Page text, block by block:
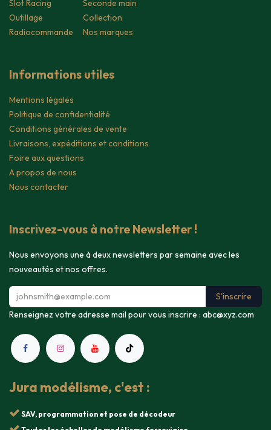
Slot Racing
Outillage
Radiocommande
Seconde main
Collection
Nos marques
Informations utiles
Mentions légales
Politique de confidentialité
Conditions générales de vente
Livraisons, expéditions et conditions
Foire aux questions
A propos de nous
Nous contacter
Inscrivez-vous à notre Newsletter !
Nous envoyons une à deux newsletters par semaine avec les
nouveautés et nos offres.
S'inscrire
Renseignez votre adresse mail pour vous inscrire : abc@xyz.com
Jura modélisme, c'est :
SAV, programmation et pose de décodeur